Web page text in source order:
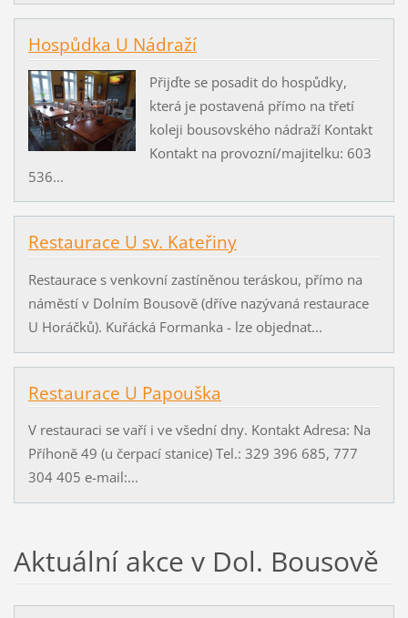
Hospůdka U Nádraží
Přijďte se posadit do hospůdky,
která je postavená přímo na třetí
koleji bousovského nádraží Kontakt
Kontakt na provozní/majitelku: 603
536...
Restaurace U sv. Kateřiny
Restaurace s venkovní zastíněnou teráskou, přímo na
náměstí v Dolním Bousově (dříve nazývaná restaurace
U Horáčků). Kuřácká Formanka - lze objednat...
Restaurace U Papouška
V restauraci se vaří i ve všední dny. Kontakt Adresa: Na
Příhoně 49 (u čerpací stanice) Tel.: 329 396 685, 777
304 405 e-mail:...
Aktuální akce v Dol. Bousově